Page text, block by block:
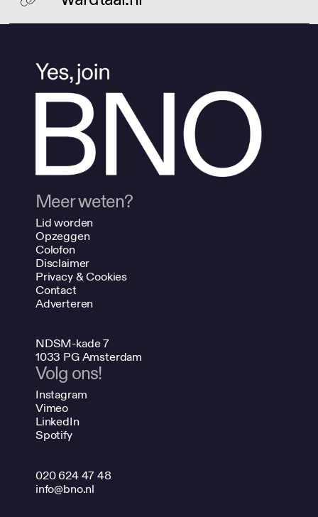
Meer weten?
Lid worden
Opzeggen
Colofon
Disclaimer
Privacy & Cookies
Contact
Adverteren
NDSM-kade 7
1033 PG Amsterdam
Volg ons!
Instagram
Vimeo
LinkedIn
Spotify
020 624 47 48
info@bno.nl